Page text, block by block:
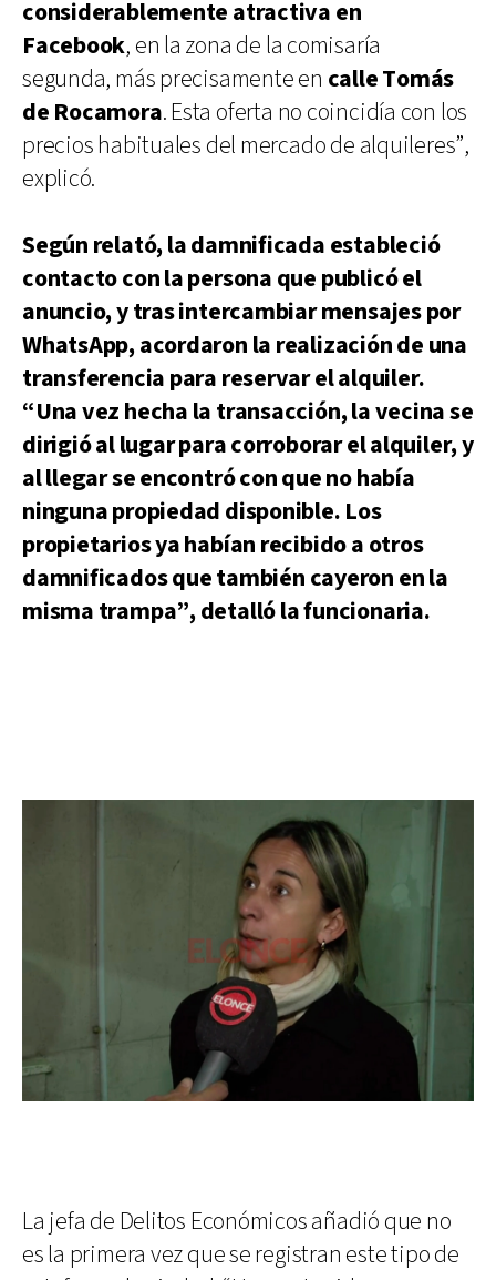
considerablemente atractiva en
Facebook, en la zona de la comisaría
segunda, más precisamente en calle Tomás
de Rocamora. Esta oferta no coincidía con los
precios habituales del mercado de alquileres”,
explicó.
Según relató, la damnificada estableció
contacto con la persona que publicó el
anuncio, y tras intercambiar mensajes por
WhatsApp, acordaron la realización de una
transferencia para reservar el alquiler.
“Una vez hecha la transacción, la vecina se
dirigió al lugar para corroborar el alquiler, y
al llegar se encontró con que no había
ninguna propiedad disponible. Los
propietarios ya habían recibido a otros
damnificados que también cayeron en la
misma trampa”, detalló la funcionaria.
La jefa de Delitos Económicos añadió que no
es la primera vez que se registran este tipo de